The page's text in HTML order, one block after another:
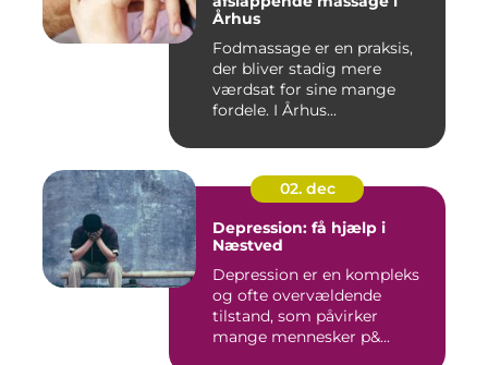
Århus
Fodmassage er en praksis,
der bliver stadig mere
værdsat for sine mange
fordele. I Århus...
02. dec
Depression: få hjælp i
Næstved
Depression er en kompleks
og ofte overvældende
tilstand, som påvirker
mange mennesker p&...